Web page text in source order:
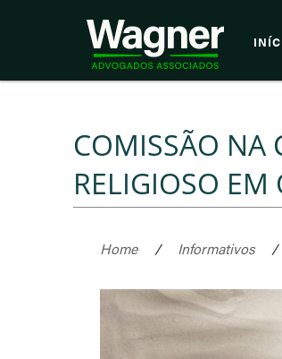
COMISSÃO NA
RELIGIOSO EM
Home / Informativos /